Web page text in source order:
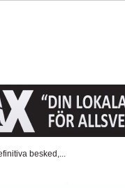
Eskilstuna är det...